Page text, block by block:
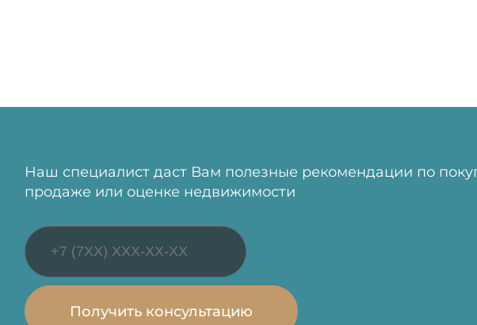
Наш специалист даст Вам полезные рекомендации по
продаже или оценке недвижимости